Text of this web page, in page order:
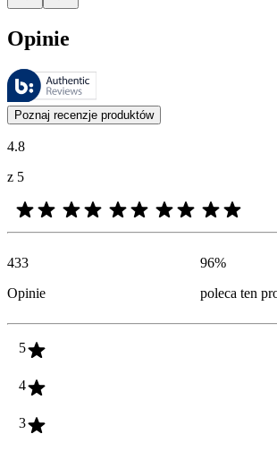
Opinie
Recenzje są zarządzane przez Bazaarvoice i
Opinie klientów w postaci ocen produktów i
Poznaj recenzje produktów
4.8
z 5
433
Opinie
96%
poleca ten
5
4
3